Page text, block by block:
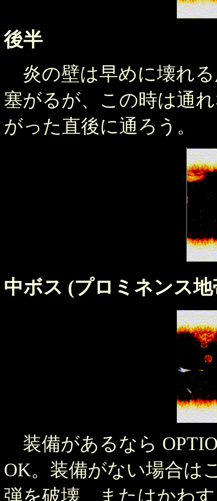
後半
炎の壁は早めに壊れ
塞がるが、この時は通
がった直後に通ろう。
中ボス (プロミネンス地
装備があるなら
OK。装備がない場合は
弾を破壊、またはかわ